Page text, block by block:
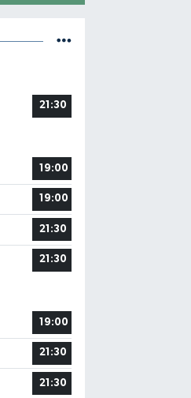
21:30
19:00
19:00
21:30
21:30
19:00
21:30
21:30